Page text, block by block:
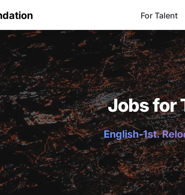
For Talent
Jobs for
English-1st.